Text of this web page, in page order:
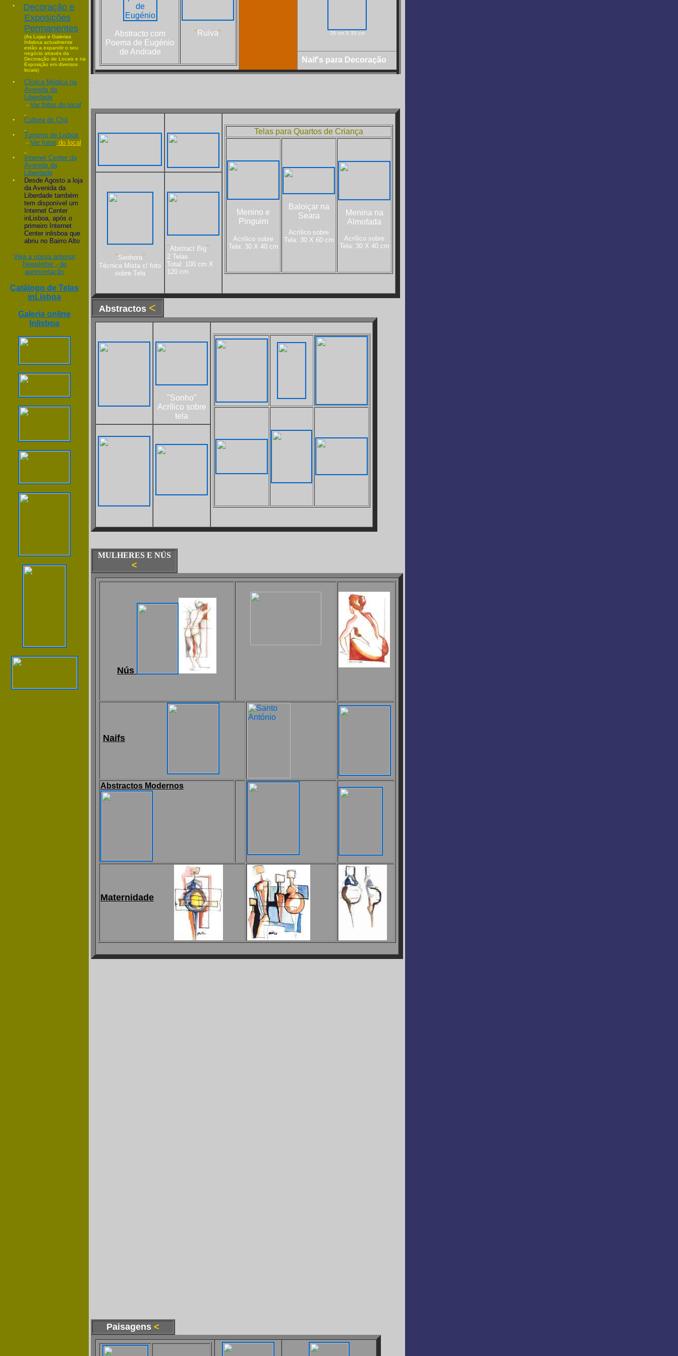
Decoração e
Exposições
Permanentes
(As Lojas e Galerias
Inlisboa actualmente
estão a expandir o seu
negócio através da
Decoração de Locais e na
Exposição em diversos
locais)
Clínica Médica na
Avenida da
Liberdade
- Ver fotos do local
Cultura do Chá
Turismo de Lisboa
- Ver fotos do local
Internet Center da
Avenida da
Liberdade
Desde Agosto a loja
da Avenida da
Liberdade também
tem disponível um
Internet Center
inLisboa, após o
primeiro Internet
Center inlisboa que
abriu no Bairro Alto
Veja a nossa anterior
Newsletter - de
apresentação
Catálogo de Telas
inLisboa
Galeria online
Inlisboa
Abstracto com
Poema de Eugénio
de Andrade
" Ruiva" 26 cm X 35 cm
Naif's para Decoração
Telas para Quartos de Criança
Menino e
Pinguim
Acrílico sobre
Tela: 30 X 40 cm
Baloiçar na
Seara
Acrílico sobre
Tela: 30 X 60 cm
Menina na
Almofada
Acrílico sobre
Tela: 30 X 40 cm
"Senhora"
Técnica Mista c/ foto
sobre Tela
"Abstract Big"
2 Telas
Total: 100 cm X
120 cm
Abstractos <
"Sonho"
Acrílico sobre
tela
MULHERES E NÚS
<
Nús
Naifs
Abstractos Modernos
Maternidade
Paisagens <